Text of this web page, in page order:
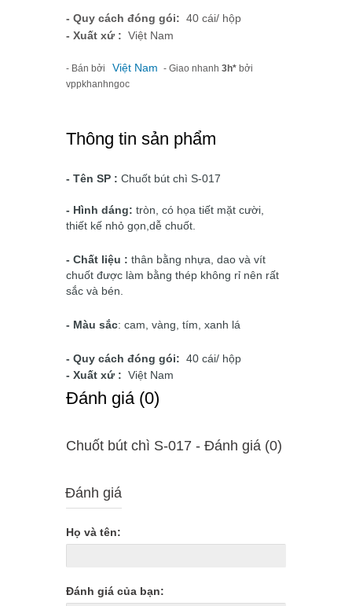
- Quy cách đóng gói: 40 cái/ hộp
- Xuất xứ : Việt Nam
- Bán bởi Việt Nam - Giao nhanh 3h* bởi
vppkhanhngoc
Thông tin sản phẩm
- Tên SP : Chuốt bút chì S-017
- Hình dáng: tròn, có họa tiết mặt cười,
thiết kế nhỏ gọn,dễ chuốt.
- Chất liệu : thân bằng nhựa, dao và vít
chuốt được làm bằng thép không rỉ nên rất
sắc và bén.
- Màu sắc: cam, vàng, tím, xanh lá
- Quy cách đóng gói: 40 cái/ hộp
- Xuất xứ : Việt Nam
Ðánh giá (0)
Chuốt bút chì S-017 - Ðánh giá (0)
Đánh giá
Họ và tên:
Đánh giá của bạn: